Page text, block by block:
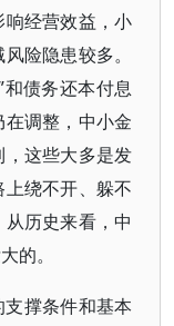
经营效益，小
险隐患较多。
债务还本付息
调整，中小金
这些大多是发
绕不开、躲不
历史来看，中
的。
撑条件和基本